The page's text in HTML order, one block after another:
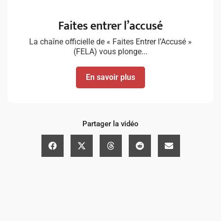
Faites entrer l’accusé
La chaîne officielle de « Faites Entrer l’Accusé »
(FELA) vous plonge...
En savoir plus
Partager la vidéo